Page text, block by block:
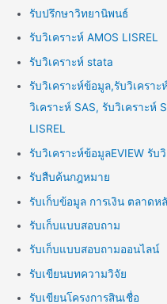
รับปรึกษาวิทยานิพนธ์
รับวิเคราะห์ AMOS LISREL
รับวิเคราะห์ stata
รับวิเคราะห์ข้อมูล,รับวิเคราะ
วิเคราะห์ SAS, รับวิเคราะห์
LISREL
รับวิเคราะห์ข้อมูลEVIEW รับ
รับสืบค้นกฎหมาย
รับเก็บข้อมูล การเงิน ตลาดห
รับเก็บแบบสอบถาม
รับเก็บแบบสอบถามออนไลน์
รับเขียนบทความวิจัย
รับเขียนโครงการสินเชื่อ